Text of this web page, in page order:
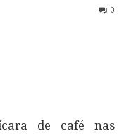
0
de café nas